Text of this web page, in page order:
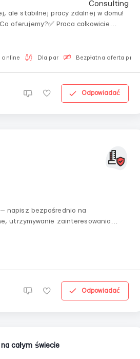
ale stabilnej pracy zdalnej w domu!
oferujemy?✅ Praca całkowicie
online Dla par Bezpłatna oferta pracy
Odpowiadać
utrzymywanie zainteresowania
Odpowiadać
całym świecie